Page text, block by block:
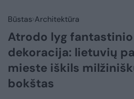
Būstas Architektūra
Atrodo lyg
dekoracija: lietuvių
mieste iškils
bokštas